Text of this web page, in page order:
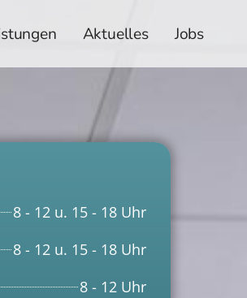
Aktuelles Jobs
8 - 12 u. 15 - 18 Uhr
8 - 12 u. 15 - 18 Uhr
8 - 12 Uhr